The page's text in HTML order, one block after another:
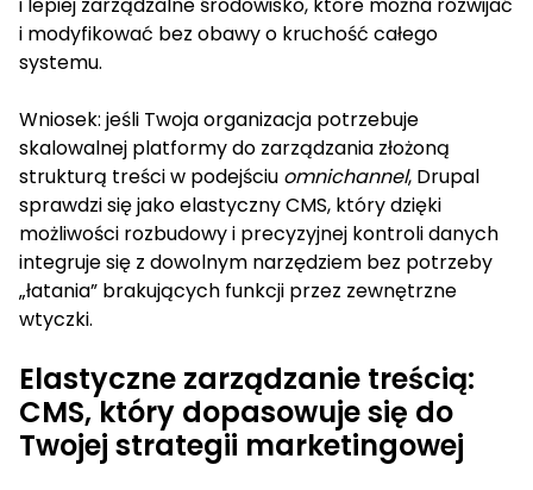
i modyfikować bez obawy o kruchość całego
systemu.
Wniosek: jeśli Twoja organizacja potrzebuje
skalowalnej platformy do zarządzania złożoną
strukturą treści w podejściu omnichannel, Drupal
sprawdzi się jako elastyczny CMS, który dzięki
możliwości rozbudowy i precyzyjnej kontroli danych
integruje się z dowolnym narzędziem bez potrzeby
„łatania” brakujących funkcji przez zewnętrzne
wtyczki.
Elastyczne zarządzanie treścią:
CMS, który dopasowuje się do
Twojej strategii marketingowej